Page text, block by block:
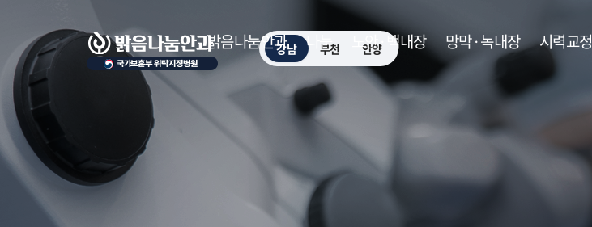
강남 부천 안양
밝음나눔안과 나눔 노안·백내장 망막·녹내장 시력교정